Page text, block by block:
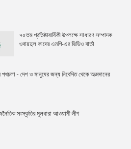
৭৫তম প্রতিষ্ঠাবার্ষিকী উপলক্ষে সাধারণ সম্পাদক
ওবায়দুল কাদের এমপি-এর ভিডিও বার্তা
- দেশ ও মানুষের জন্য নিবেদিত থেকে আত্মদানের
সংস্কৃতির মূলধারা আওয়ামী লীগ